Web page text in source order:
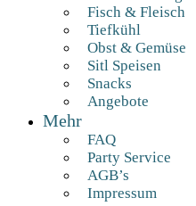
Fisch & Fleisch
Tiefkühl
Obst & Gemüse
Sitl Speisen
Snacks
Angebote
Mehr
FAQ
Party Service
AGB’s
Impressum